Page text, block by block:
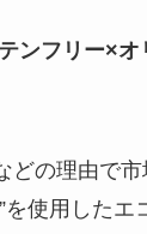
ンフリー×オ
どの理由で
を使用したエ